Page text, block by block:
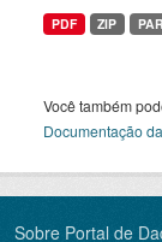
PDF ZIP
Você também
Documentação
Sobre Portal de